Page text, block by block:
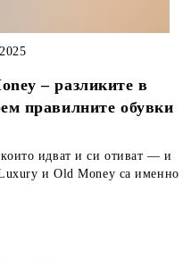
– разликите в
правилните обувки
идват и си отиват — и
и Old Money са именно